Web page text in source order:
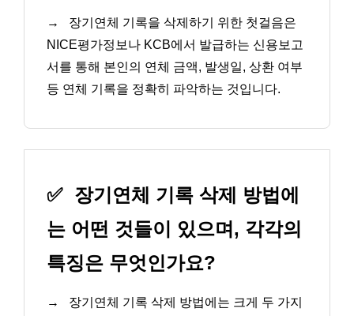
→
장기연체 기록을 삭제하기 위한 첫걸음은
NICE평가정보나 KCB에서 발급하는 신용보고
서를 통해 본인의 연체 금액, 발생일, 상환 여부
등 연체 기록을 정확히 파악하는 것입니다.
✅ 장기연체 기록 삭제 방법에
는 어떤 것들이 있으며, 각각의
특징은 무엇인가요?
→
장기연체 기록 삭제 방법에는 크게 두 가지